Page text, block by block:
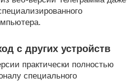
с других устройств
практически полностью
специального